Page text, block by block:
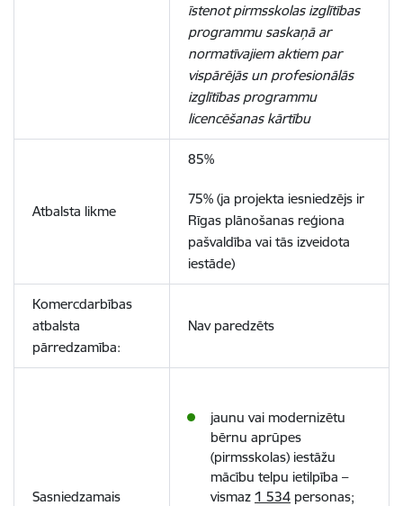
īstenot pirmsskolas izglītības
programmu saskaņā ar
normatīvajiem aktiem par
vispārējās un profesionālās
izglītības programmu
licencēšanas kārtību
Atbalsta likme
85%
75% (ja projekta iesniedzējs ir
Rīgas plānošanas reģiona
pašvaldība vai tās izveidota
iestāde)
Komercdarbības
atbalsta
pārredzamība:
Nav paredzēts
Sasniedzamais
jaunu vai modernizētu
bērnu aprūpes
(pirmsskolas) iestāžu
mācību telpu ietilpība –
vismaz 1 534 personas;